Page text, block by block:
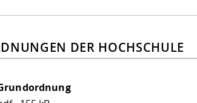
DER HOCHSCHULE